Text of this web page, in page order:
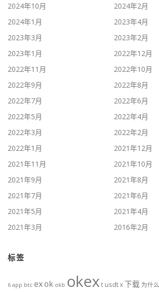
2024年10月
2024年2月
2024年1月
2023年4月
2023年3月
2023年2月
2023年1月
2022年12月
2022年11月
2022年10月
2022年9月
2022年8月
2022年7月
2022年6月
2022年5月
2022年4月
2022年3月
2022年2月
2022年1月
2021年12月
2021年11月
2021年10月
2021年9月
2021年8月
2021年7月
2021年6月
2021年5月
2021年4月
2021年3月
2016年2月
标签
6 app btc exok okb okext usdtx下载 为什么